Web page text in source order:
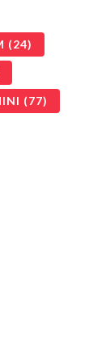
(24)
(77)